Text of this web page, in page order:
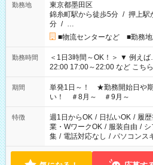
勤務地
東京都墨田区
錦糸町駅から徒歩5分 / 押上駅
分 / …
■物流センターなど ■勤務地
勤務時間
＜1日3時間～OK！＞ ▼ 例えば… ▼ 15:00～18:00 15:00～
22:00 17:00～22:00 など こちら以外の時間もお気軽にご相談く
ださい！
期間
単発1日～！ ★勤務開始日や期
い！ ＃8月～ ＃9月～
特徴 週1日からOK / 日払いOK / 履
業・WワークOK / 服装自由 / シ
集 / 電話対応なし / パソコンス